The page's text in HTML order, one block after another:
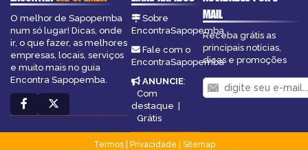
O melhor de Sapopemba
num só lugar! Dicas, onde
ir, o que fazer, as melhores
empresas, locais, serviços
e muito mais no guia
Encontra Sapopemba.
Sobre
EncontraSapopemba
Fale com o
EncontraSapopemba
ANUNCIE:
Com
destaque |
Grátis
MAIL
Receba grátis as
principais notícias,
dicas e promoções
Termos| Privacidade
Sitemap